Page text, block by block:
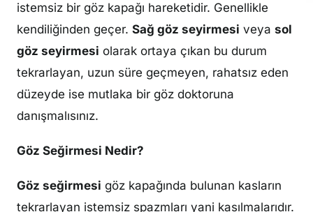
istemsiz bir göz kapağı hareketidir. Genellikle
kendiliğinden geçer. Sağ göz seyirmesi veya sol
göz seyirmesi olarak ortaya çıkan bu durum
tekrarlayan, uzun süre geçmeyen, rahatsız eden
düzeyde ise mutlaka bir göz doktoruna
danışmalısınız.
Göz Seğirmesi Nedir?
Göz seğirmesi göz kapağında bulunan kasların
tekrarlayan istemsiz spazmları yani kasılmalarıdır.